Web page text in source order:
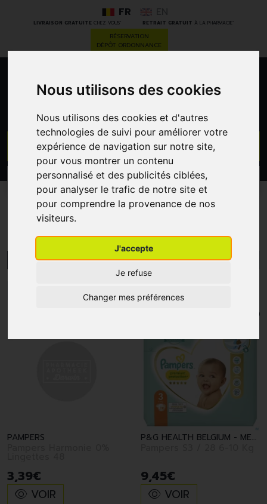
Nous utilisons des cookies
Nous utilisons des cookies et d'autres
technologies de suivi pour améliorer votre
expérience de navigation sur notre site,
pour vous montrer un contenu
personnalisé et des publicités ciblées,
pour analyser le trafic de notre site et
pour comprendre la provenance de nos
visiteurs.
J'accepte
Je refuse
Changer mes préférences
LIVRAISON GRATUITECHEZ VOUS* RETRAIT GRATUIT À LA PHARMACIE *
FR
RÉSERVATION
DÉPÔT ORDONNANCE
CATÉGORIES PROMOS
Pampers
MENU/FILTRES
PAMPERS
3,39€
VOIR
P&G HEALTH BELGIUM - MERCK CON
9,45€
VOIR